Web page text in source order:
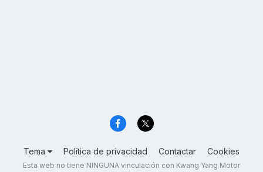
Tema Política de privacidad Contactar Cookies
Esta web no tiene NINGUNA vinculación con Kwang Yang Motor